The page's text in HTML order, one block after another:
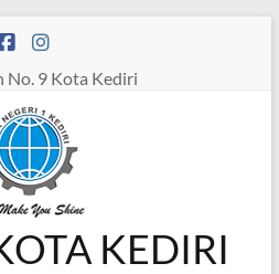
No. 9 Kota Kediri
KEDIRI